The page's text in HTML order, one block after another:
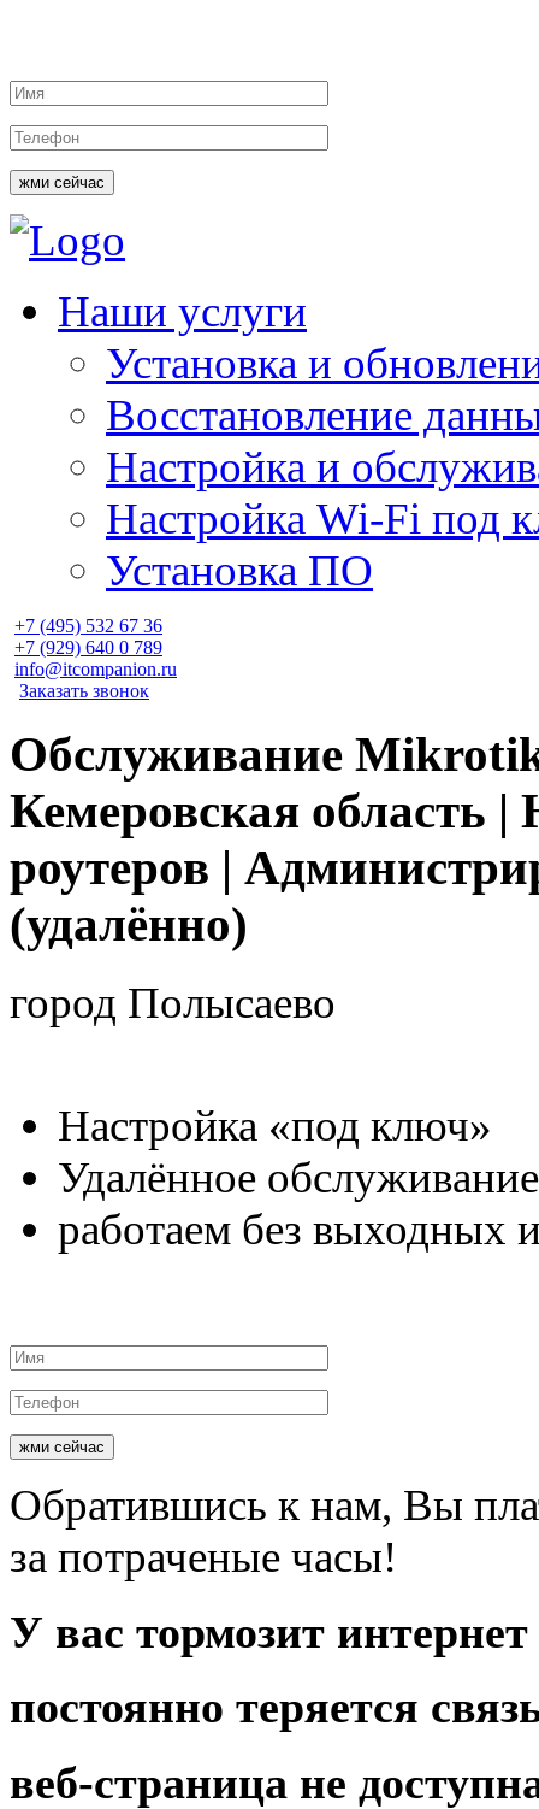
жми сейчас
Наши услуги
Установка и
Восстановление
Настройка и
Настройка Wi-Fi под
Установка ПО
+7 (495) 532 67 36
+7 (929) 640 0 789
info@itcompanion.ru
Заказать звонок
Обслуживание
Кемеровская область
роутеров |
(удалённо)
город Полысаево
Настройка «под ключ»
Удалённое обслуживание
работаем без выходных
жми сейчас
Обратившись к нам, Вы
за потраченые часы!
У вас тормозит
постоянно теряется
веб-страница не